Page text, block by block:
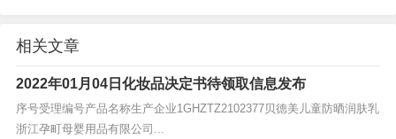
相关文章
2022年01月04日化妆品决定书待领取信息发布
序号受理编号产品名称生产企业1GHZTZ2102377贝德美儿童防晒润肤乳
浙江孕町母婴用品有限公司...